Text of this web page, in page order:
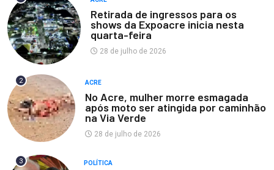
Retirada de ingressos para os
shows da Expoacre inicia nesta
quarta-feira
28 de julho de 2026
2 ACRE
No Acre, mulher morre esmagada
após moto ser atingida por caminhão
na Via Verde
28 de julho de 2026
3 POLÍTICA